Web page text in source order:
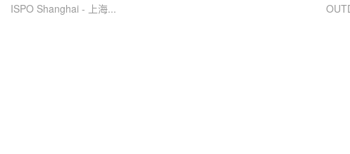
ISPO Shanghai - 上海...